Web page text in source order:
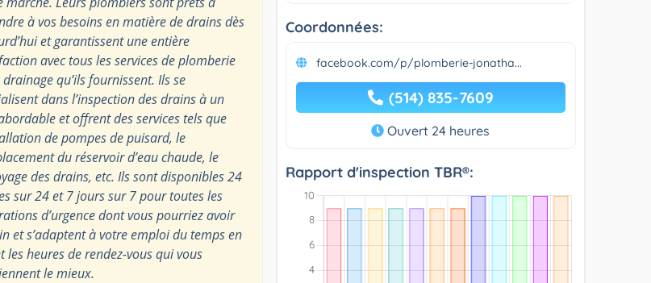
à vos besoins en matière de drains dès
et garantissent une entière
avec tous les services de plomberie
qu’ils fournissent. Ils se
dans l’inspection des drains à un
et offrent des services tels que
de pompes de puisard, le
du réservoir d’eau chaude, le
des drains, etc. Ils sont disponibles 24
sur 24 et 7 jours sur 7 pour toutes les
d’urgence dont vous pourriez avoir
et s’adaptent à votre emploi du temps en
les heures de rendez-vous qui vous
le mieux.
Coordonnées:
facebook.com/p/plomberie-jonatha...
(514) 835-7609
Ouvert 24 heures
Rapport d'inspection TBR®: